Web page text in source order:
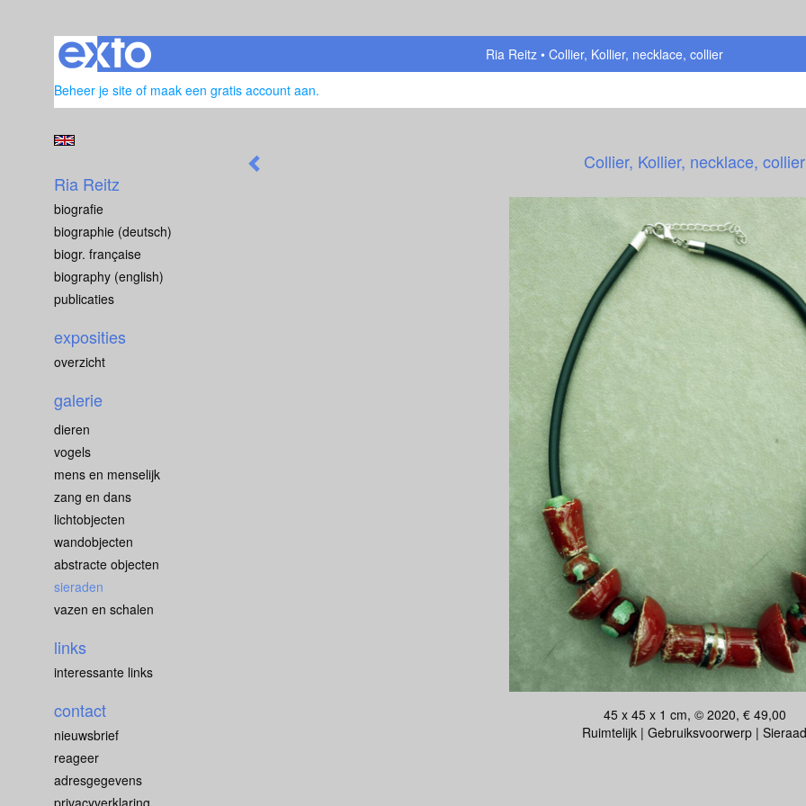
Ria Reitz
Collier, Kollier, necklace, collier
Beheer je site of maak een gratis account aan.
Collier, Kollier, necklace, collier
45 x 45 x 1 cm, © 2020, € 49,00
Ruimtelijk | Gebruiksvoorwerp | Sieraad
Ria Reitz
biografie
biographie (deutsch)
biogr. française
biography (english)
publicaties
exposities
overzicht
galerie
dieren
vogels
mens en menselijk
zang en dans
lichtobjecten
wandobjecten
abstracte objecten
sieraden
vazen en schalen
links
interessante links
contact
nieuwsbrief
reageer
adresgegevens
privacyverklaring